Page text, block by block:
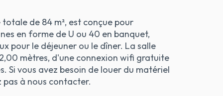
de 84 m², est conçue pour
en forme de U ou 40 en banquet,
pour le déjeuner ou le dîner. La salle
mètres, d'une connexion wifi gratuite
Si vous avez besoin de louer du matériel
pas à nous contacter.